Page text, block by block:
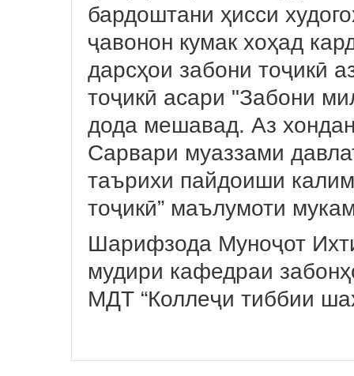
бардоштани ҳисси
ҷавонон кумак хоҳад
дарсҳои забони тоҷикӣ
тоҷикӣ асари "Забони
дода мешавад. Аз
Сарвари муаззами
таърихи пайдоиши
тоҷикӣ” маълумоти
Шарифзода Муноҷот
мудири кафедраи
МДТ “Коллеҷи тиббии